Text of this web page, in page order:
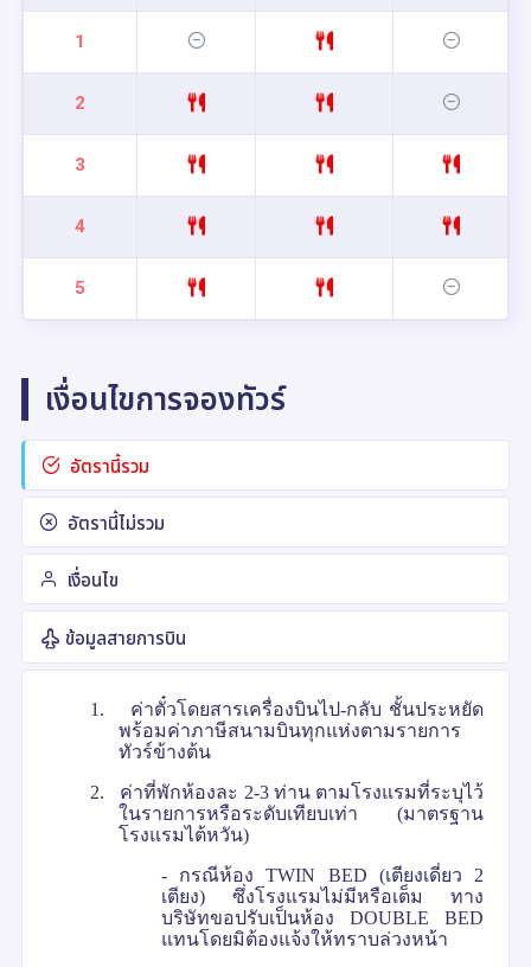
1
2
3
4
5
เงื่อนไขการจองทัวร์
อัตรานี้รวม
อัตรานี้ไม่รวม
เงื่อนไข
ข้อมูลสายการบิน
1.
ค่าตั๋วโดยสารเครื่องบินไป-กลับ ชั้นประหยัด
พร้อมค่าภาษีสนามบินทุกแห่งตามรายการ
ทัวร์ข้างต้น
2.
ค่าที่พักห้องละ 2-3 ท่าน ตามโรงแรมที่ระบุไว้
ในรายการหรือระดับเทียบเท่า (มาตรฐาน
โรงแรมไต้หวัน)
- กรณีห้องTWIN BED (เตียงเดี่ยว 2
เตียง) ซึ่งโรงแรมไม่มีหรือเต็ม ทาง
บริษัทขอปรับเป็นห้อง DOUBLE BED
แทนโดยมิต้องแจ้งให้ทราบล่วงหน้า